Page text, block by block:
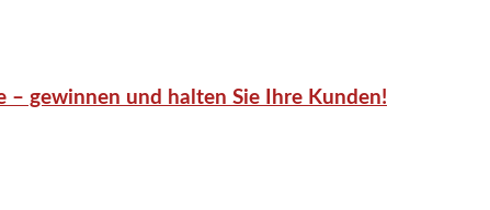
gewinnen und halten Sie Ihre Kunden!